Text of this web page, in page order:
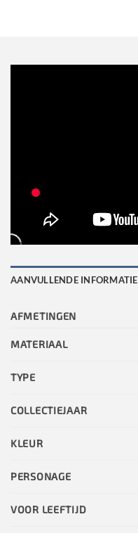
AANVULLENDE INFORMATIE
AFMETINGEN
MATERIAAL
TYPE
COLLECTIEJAAR
KLEUR
PERSONAGE
VOOR LEEFTIJD